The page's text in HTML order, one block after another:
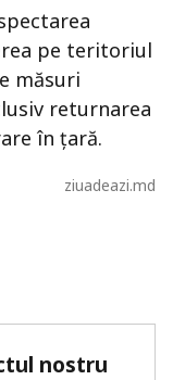
pe teritoriul
măsuri
returnarea
în țară.
ziuadeazi.md
nostru